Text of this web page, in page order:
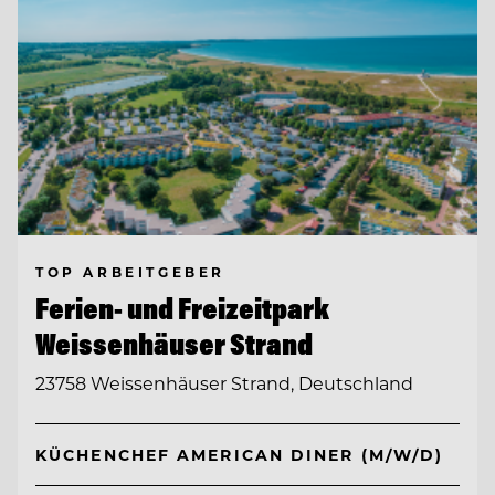
TOP ARBEITGEBER
Ferien- und Freizeitpark
Weissenhäuser Strand
23758 Weissenhäuser Strand, Deutschland
KÜCHENCHEF AMERICAN DINER (M/W/D)